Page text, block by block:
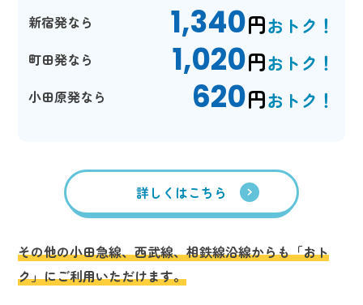
新宿発なら 1,340円おトク！
町田発なら 1,020円おトク！
小田原発なら 620円おトク！
詳しくはこちら
その他の小田急線、西武線、相鉄線沿線からも「おト
ク」にご利用いただけます。